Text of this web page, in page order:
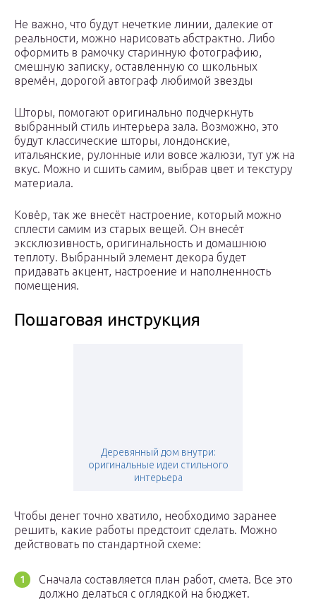
Не важно, что будут нечеткие линии, далекие от
реальности, можно нарисовать абстрактно. Либо
оформить в рамочку старинную фотографию,
смешную записку, оставленную со школьных
времён, дорогой автограф любимой звезды
Шторы, помогают оригинально подчеркнуть
выбранный стиль интерьера зала. Возможно, это
будут классические шторы, лондонские,
итальянские, рулонные или вовсе жалюзи, тут уж на
вкус. Можно и сшить самим, выбрав цвет и текстуру
материала.
Ковёр, так же внесёт настроение, который можно
сплести самим из старых вещей. Он внесёт
эксклюзивность, оригинальность и домашнюю
теплоту. Выбранный элемент декора будет
придавать акцент, настроение и наполненность
помещения.
Пошаговая инструкция
Деревянный дом внутри:
оригинальные идеи стильного
интерьера
Чтобы денег точно хватило, необходимо заранее
решить, какие работы предстоит сделать. Можно
действовать по стандартной схеме:
Сначала составляется план работ, смета. Все это
должно делаться с оглядкой на бюджет.